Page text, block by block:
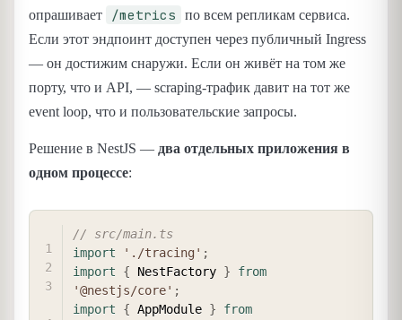
опрашивает
/metrics
по всем репликам сервиса.
Если этот эндпоинт доступен через публичный Ingress
— он достижим снаружи. Если он живёт на том же
порту, что и API, — scraping-трафик давит на тот же
event loop, что и пользовательские запросы.
Решение в NestJS — два отдельных приложения в
одном процессе:
// src/main.ts
import
'./tracing' ;
import
{ NestFactory }
from
'@nestjs/core' ;
import
{ AppModule }
from